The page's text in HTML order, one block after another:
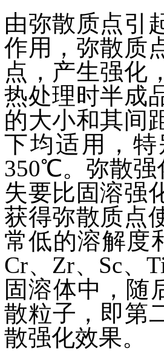
由弥散质点引
作用，弥散质
点，产生强化
热处理时半成
的大小和其间
下均适用，
350℃。弥散强
失要比固溶强
获得弥散质点
常低的溶解度
Cr、Zr、Sc、
固溶体中，随
散粒子，即第
散强化效果。